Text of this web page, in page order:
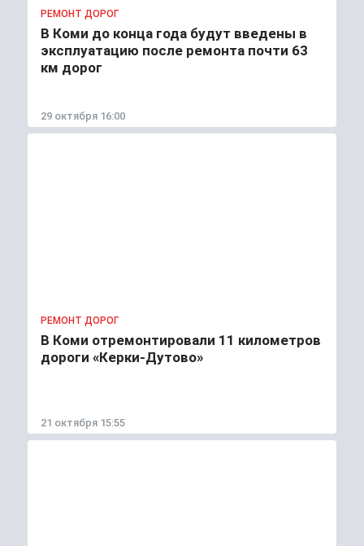
РЕМОНТ ДОРОГ
В Коми до конца года будут введены в
эксплуатацию после ремонта почти 63
км дорог
29 октября 16:00
РЕМОНТ ДОРОГ
В Коми отремонтировали 11 километров
дороги «Керки-Дутово»
21 октября 15:55